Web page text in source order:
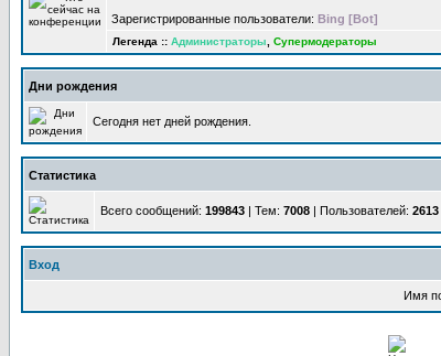
Зарегистрированные пользователи: Bing [Bot]
Легенда :: Администраторы Супермодераторы
Дни рождения
Сегодня нет дней рождения.
Статистика
Всего сообщений: 199843 | Тем: 7008 | Пользователей: 2613
Вход
Имя